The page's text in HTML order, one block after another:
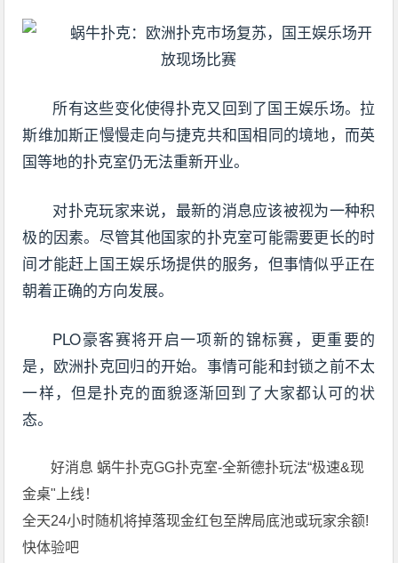
所有这些变化使得扑克又回到了国王娱乐场。拉
斯维加斯正慢慢走向与捷克共和国相同的境地，而英
国等地的扑克室仍无法重新开业。
对扑克玩家来说，最新的消息应该被视为一种积
极的因素。尽管其他国家的扑克室可能需要更长的时
间才能赶上国王娱乐场提供的服务，但事情似乎正在
朝着正确的方向发展。
PLO豪客赛将开启一项新的锦标赛，更重要的
是，欧洲扑克回归的开始。事情可能和封锁之前不太
一样，但是扑克的面貌逐渐回到了大家都认可的状
态。
好消息 蜗牛扑克GG扑克室-全新德扑玩法“极速&现
金桌"上线！
全天24小时随机将掉落现金红包至牌局底池或玩家余额!
快体验吧